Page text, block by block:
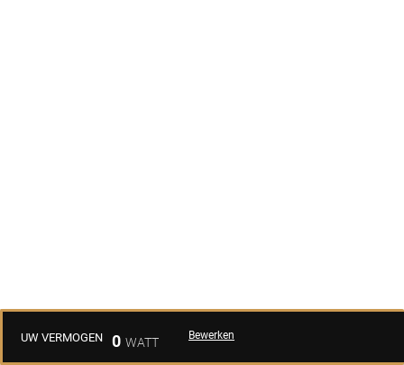
UW VERMOGEN 0 Bewerken